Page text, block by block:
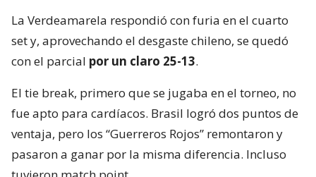
La Verdeamarela respondió con furia en el cuarto
set y, aprovechando el desgaste chileno, se quedó
con el parcial por un claro 25-13.
El tie break, primero que se jugaba en el torneo, no
fue apto para cardíacos. Brasil logró dos puntos de
ventaja, pero los “Guerreros Rojos” remontaron y
pasaron a ganar por la misma diferencia. Incluso